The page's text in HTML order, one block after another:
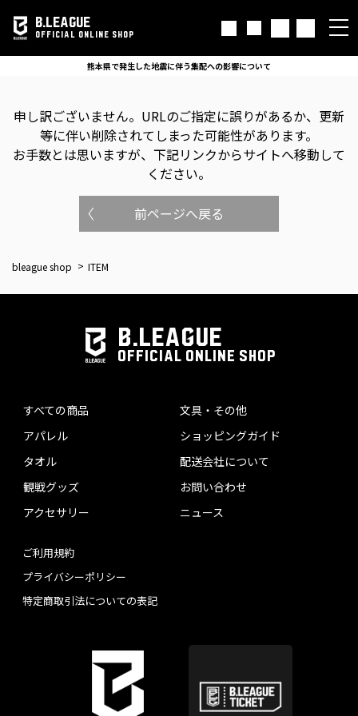
B.LEAGUE
OFFICIAL ONLINE SHOP
熊本県で発生した地震に伴う集配への影響について
申し訳ございません。 URLのご指定に誤りがあるか、更新
等に伴い削除されてしまった可能性があります。
お手数とは思いますが、下記リンクからサイトへ移動して
ください。
前ページへ戻る
bleague shop ITEM
B.LEAGUE
OFFICIAL ONLINE SHOP
すべての商品
アパレル
タオル
観戦グッズ
アクセサリー
文具・その他
ショッピングガイド
配送会社について
お問い合わせ
ニュース
ご利用規約
プライバシーポリシー
特定商取引法についての表記